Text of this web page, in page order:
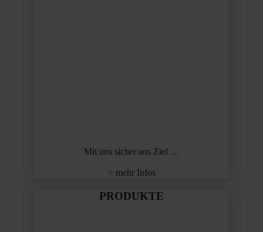
Mit uns sicher ans Ziel …
> mehr Infos
PRODUKTE